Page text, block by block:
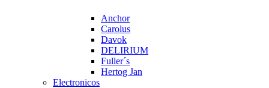
Anchor
Carolus
Davok
DELIRIUM
Fuller´s
Hertog Jan
Electronicos